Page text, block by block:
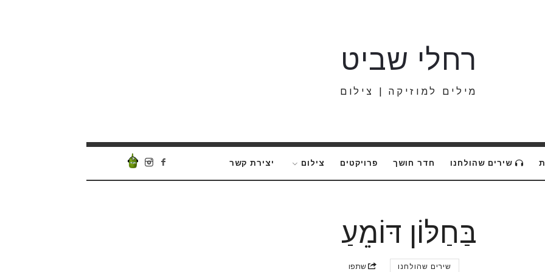
רחלי
שביט
רחלי שביט
מילים למוזיקה | צילום
שירים שהולחנו חדר חושך פרויקטים צילום יצירת קשר
בַּחַלּוֹן דּוֹמֵעַ
שירים שהולחנו שתפו